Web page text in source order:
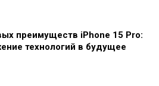
преимуществ iPhone 15 Pro:
технологий в будущее